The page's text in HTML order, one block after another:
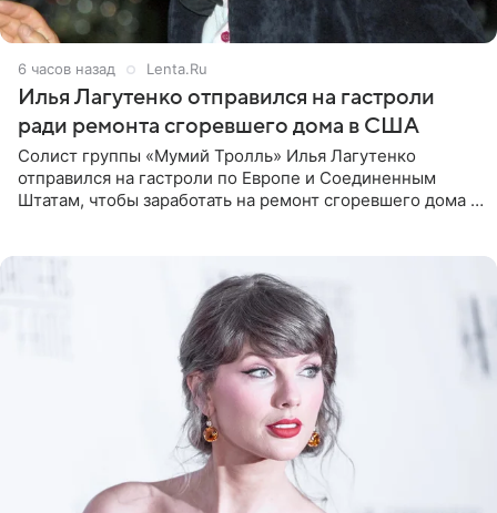
6 часов назад Lenta.Ru
Илья Лагутенко отправился на гастроли
ради ремонта сгоревшего дома в США
Солист группы «Мумий Тролль» Илья Лагутенко
отправился на гастроли по Европе и Соединенным
Штатам, чтобы заработать на ремонт сгоревшего дома в